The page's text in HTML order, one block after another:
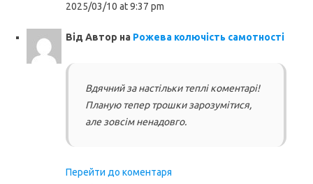
2025/03/10 at 9:37 pm
Від Автор на Рожева колючість самотності
Вдячний за настільки теплі коментарі!
Планую тепер трошки зарозумітися,
але зовсім ненадовго.
Перейти до коментаря